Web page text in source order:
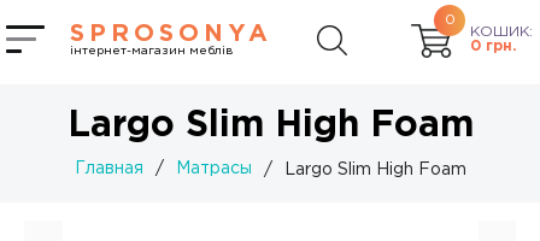
SPROSONYA
інтернет-магазин меблів
0
КОШИК:
0 грн.
Largo Slim High Foam
Главная / Матрасы / Largo Slim High Foam